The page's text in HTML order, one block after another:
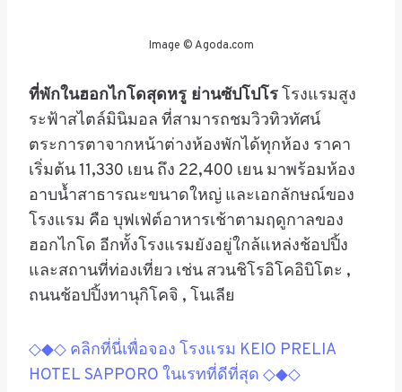
Image © Agoda.com
ที่พักในฮอกไกโดสุดหรู ย่านซัปโปโร โรงแรมสูง
ระฟ้าสไตล์มินิมอล ที่สามารถชมวิวทิวทัศน์
ตระการตาจากหน้าต่างห้องพักได้ทุกห้อง ราคา
เริ่มต้น 11,330 เยน ถึง 22,400 เยน มาพร้อมห้อง
อาบน้ำสาธารณะขนาดใหญ่ และเอกลักษณ์ของ
โรงแรม คือ บุฟเฟ่ต์อาหารเช้าตามฤดูกาลของ
ฮอกไกโด อีกทั้งโรงแรมยังอยู่ใกล้แหล่งช้อปปิ้ง
และสถานที่ท่องเที่ยว เช่น สวนชิโรอิโคอิบิโตะ ,
ถนนช้อปปิ้งทานุกิโคจิ , โนเลีย
◇◆◇ คลิกที่นี่เพื่อจอง โรงแรม KEIO PRELIA
HOTEL SAPPORO ในเรทที่ดีที่สุด ◇◆◇